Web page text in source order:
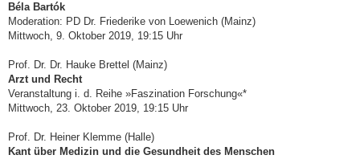
Béla Bartók
Moderation: PD Dr. Friederike von Loewenich (Mainz)
Mittwoch, 9. Oktober 2019, 19:15 Uhr
Prof. Dr. Dr. Hauke Brettel (Mainz)
Arzt und Recht
Veranstaltung i. d. Reihe »Faszination Forschung«*
Mittwoch, 23. Oktober 2019, 19:15 Uhr
Prof. Dr. Heiner Klemme (Halle)
Kant über Medizin und die Gesundheit des Menschen